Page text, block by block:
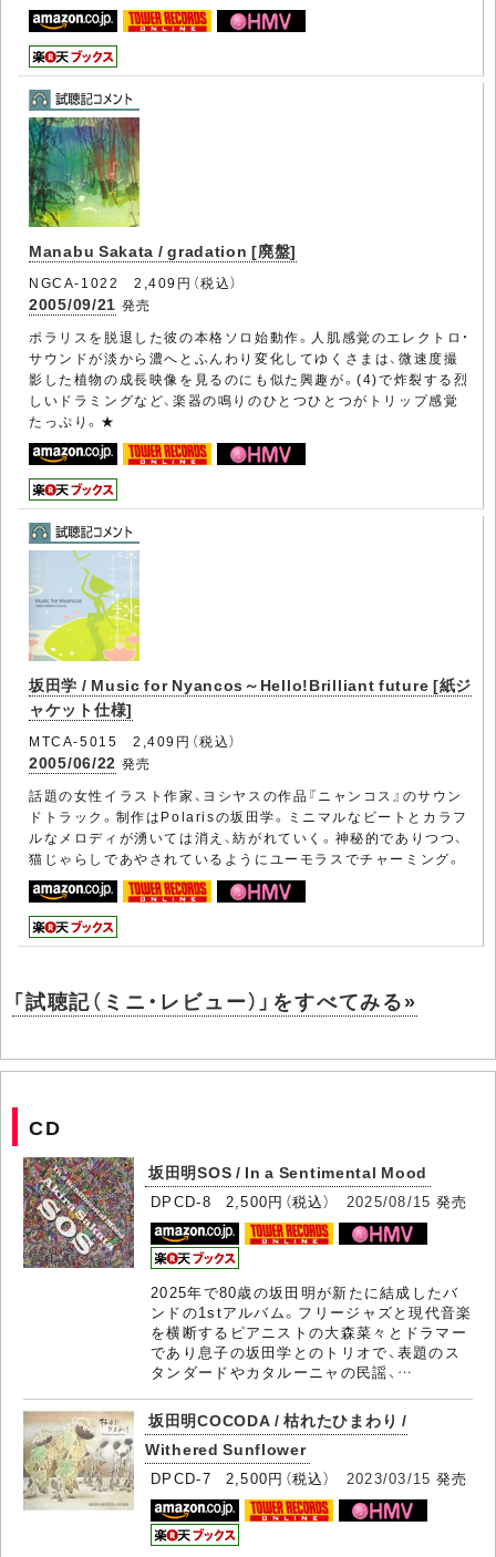
Manabu Sakata / gradation [廃盤]
NGCA-1022 2,409円（税込）
2005/09/21 発売
ポラリスを脱退した彼の本格ソロ始動作。人肌感覚のエレクトロ・
サウンドが淡から濃へとふんわり変化してゆくさまは、微速度撮
影した植物の成長映像を見るのにも似た興趣が。(4)で炸裂する烈
しいドラミングなど、楽器の鳴りのひとつひとつがトリップ感覚
たっぷり。★
坂田学 / Music for Nyancos～Hello!Brilliant future [紙ジ
ャケット仕様]
MTCA-5015 2,409円（税込）
2005/06/22 発売
話題の女性イラスト作家、ヨシヤスの作品『ニャンコス』のサウン
ドトラック。制作はPolarisの坂田学。ミニマルなビートとカラフ
ルなメロディが湧いては消え、紡がれていく。神秘的でありつつ、
猫じゃらしであやされているようにユーモラスでチャーミング。
「試聴記（ミニ・レビュー）」をすべてみる»
CD
坂田明SOS / In a Sentimental Mood
DPCD-8 2,500円（税込） 2025/08/15 発売
2025年で80歳の坂田明が新たに結成したバ
ンドの1stアルバム。フリージャズと現代音楽
を横断するピアニストの大森菜々とドラマー
であり息子の坂田学とのトリオで、表題のス
タンダードやカタルーニャの民謡、…
坂田明COCODA / 枯れたひまわり /
Withered Sunflower
DPCD-7 2,500円（税込） 2023/03/15 発売